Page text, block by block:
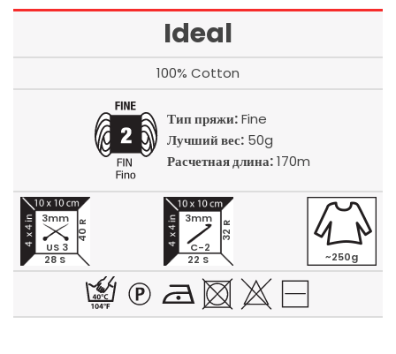
Ideal
100% Cotton
Тип пряжи:Fine
Лучший вес: 50g
Расчетная длина:170m
28 S
40 R
3mm
US 3
22 S
32 R
3mm
C-2
~250g